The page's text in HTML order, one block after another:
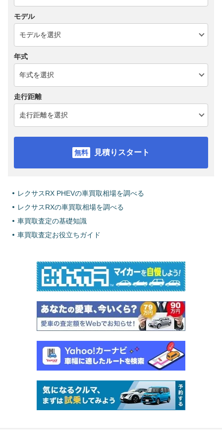
モデル
年式
走行距離
見積りスタート
レクサスRX PHEVの車買取相場を調べる
レクサスRXの車買取相場を調べる
車買取査定の基礎知識
車買取査定お役立ちガイド